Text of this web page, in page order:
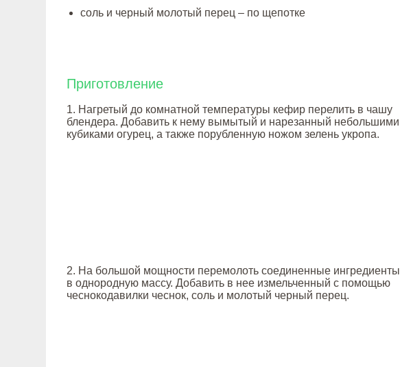
соль и черный молотый перец – по щепотке
Приготовление
1. Нагретый до комнатной температуры кефир перелить в чашу
блендера. Добавить к нему вымытый и нарезанный небольшими
кубиками огурец, а также порубленную ножом зелень укропа.
2. На большой мощности перемолоть соединенные ингредиенты
в однородную массу. Добавить в нее измельченный с помощью
чеснокодавилки чеснок, соль и молотый черный перец.